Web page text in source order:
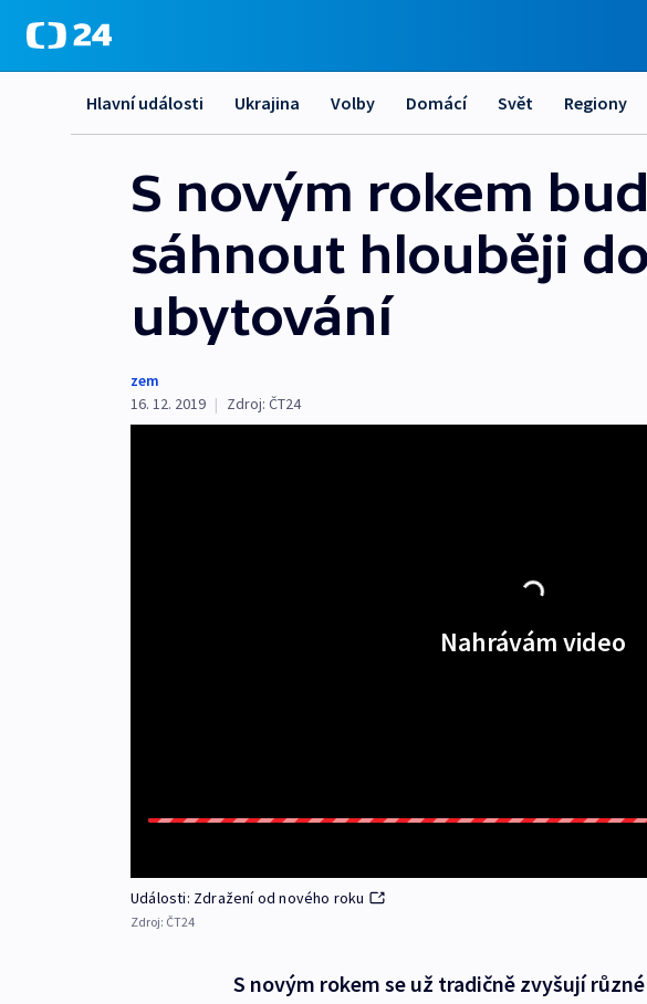
Hlavní události Ukrajina Volby Domácí Svět Regiony
S novým rokem
sáhnout hlouběji
ubytování
zem
16. 12. 2019 | Zdroj: ČT24
Nahrávám video
Události: Zdražení od nového roku
Zdroj: ČT24
S novým rokem se už tradičně zvyšují